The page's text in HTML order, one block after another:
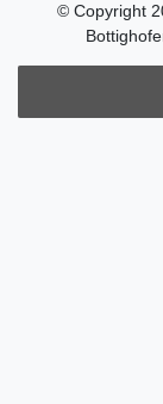
© Copyright